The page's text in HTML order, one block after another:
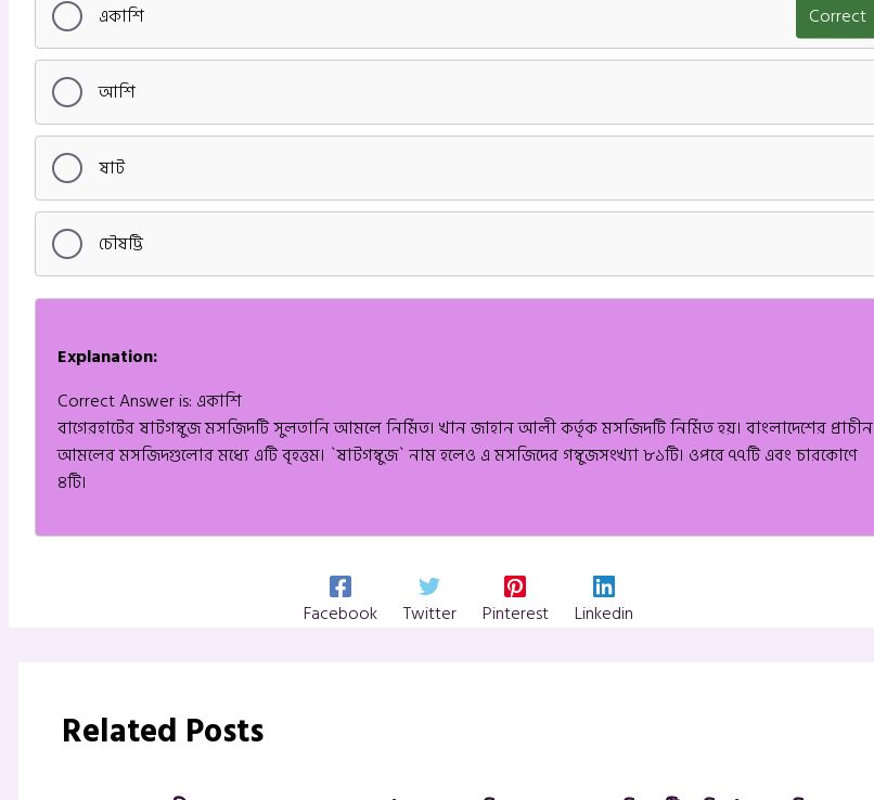
একাশি Correct
আশি
ষাট
চৌষট্টি
Explanation:
Correct Answer is: একাশি
বাগেরহাটের ষাটগম্বুজ মসজিদটি সুলতানি আমলে নির্মিত। খান জাহান আলী কর্তৃক মসজিদটি নির্মিত হয়। বাংলাদেশের প্রাচীন
আমলের মসজিদগুলোর মধ্যে এটি বৃহত্তম। `ষাটগম্বুজ` নাম হলেও এ মসজিদের গম্বুজসংখ্যা ৮১টি। ওপরে ৭৭টি এবং চারকোণে
৪টি।
Facebook Twitter Pinterest Linkedin
Related Posts